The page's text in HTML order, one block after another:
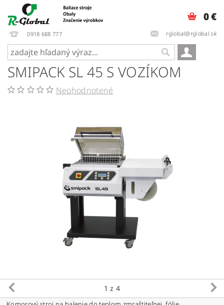
0918 688 777 rglobal@rglobal.sk
0 €
SMIPACK SL 45 S VOZÍKOM
Neohodnotené
1 z 4